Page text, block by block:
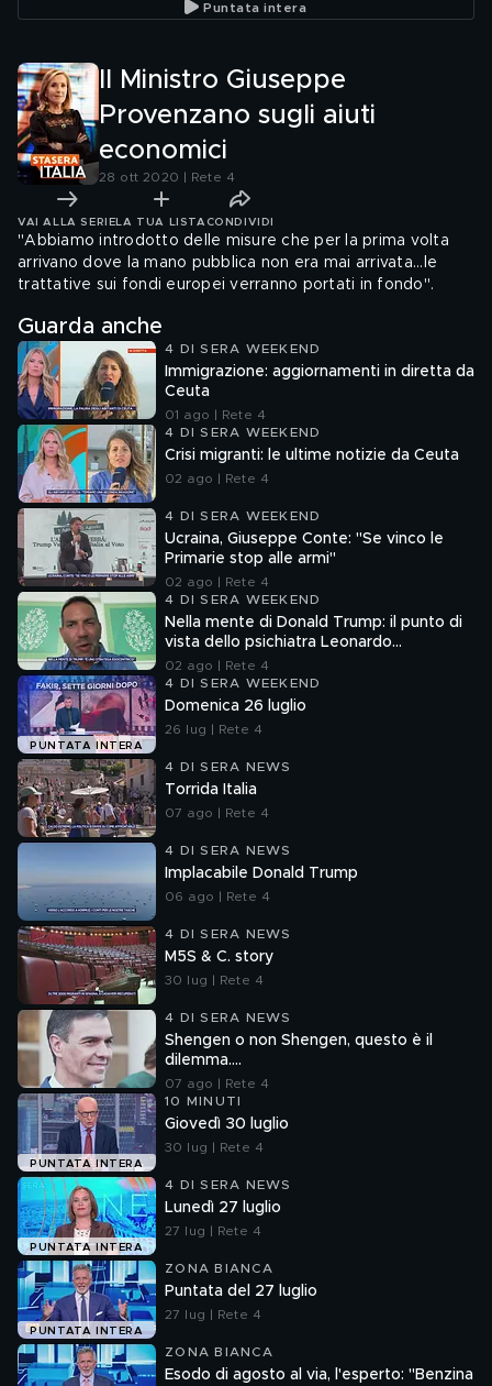
Puntata intera
Il Ministro Giuseppe
Provenzano sugli aiuti
economici
28 ott 2020 | Rete 4
VAI ALLA SERIE LA TUA LISTA CONDIVIDI
"Abbiamo introdotto delle misure che per la prima volta
arrivano dove la mano pubblica non era mai arrivata...le
trattative sui fondi europei verranno portati in fondo".
Guarda anche
4 DI SERA WEEKEND
Immigrazione: aggiornamenti in diretta da
Ceuta
01 ago | Rete 4
4 DI SERA WEEKEND
Crisi migranti: le ultime notizie da Ceuta
02 ago | Rete 4
4 DI SERA WEEKEND
Ucraina, Giuseppe Conte: "Se vinco le
Primarie stop alle armi"
02 ago | Rete 4
4 DI SERA WEEKEND
Nella mente di Donald Trump: il punto di
vista dello psichiatra Leonardo
Mendolicchio
02 ago | Rete 4
PUNTATA INTERA
4 DI SERA WEEKEND
Domenica 26 luglio
26 lug | Rete 4
4 DI SERA NEWS
Torrida Italia
07 ago | Rete 4
4 DI SERA NEWS
Implacabile Donald Trump
06 ago | Rete 4
4 DI SERA NEWS
M5S & C. story
30 lug | Rete 4
4 DI SERA NEWS
Shengen o non Shengen, questo è il
dilemma....
07 ago | Rete 4
PUNTATA INTERA
10 MINUTI
Giovedì 30 luglio
30 lug | Rete 4
PUNTATA INTERA
4 DI SERA NEWS
Lunedì 27 luglio
27 lug | Rete 4
PUNTATA INTERA
ZONA BIANCA
Puntata del 27 luglio
27 lug | Rete 4
ZONA BIANCA
Esodo di agosto al via, l'esperto: "Benzina